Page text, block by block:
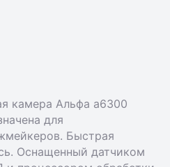
камера Альфа a6300
для
Быстрая
Оснащенный датчиком